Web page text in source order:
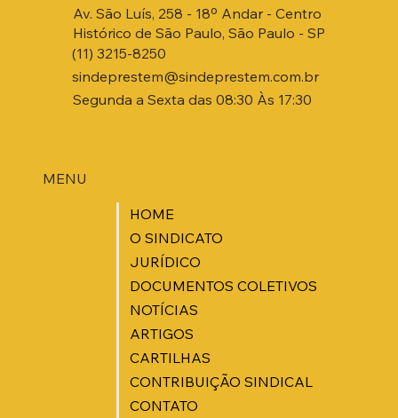
MENU
HOME
O SINDICATO
JURÍDICO
DOCUMENTOS COLETIVOS
NOTÍCIAS
ARTIGOS
CARTILHAS
CONTRIBUIÇÃO SINDICAL
CONTATO
Av. São Luís, 258 - 18º Andar - Centro
Histórico de São Paulo, São Paulo - SP
(11) 3215-8250
sindeprestem@sindeprestem.com.br
Segunda a Sexta das 08:30 Às 17:30